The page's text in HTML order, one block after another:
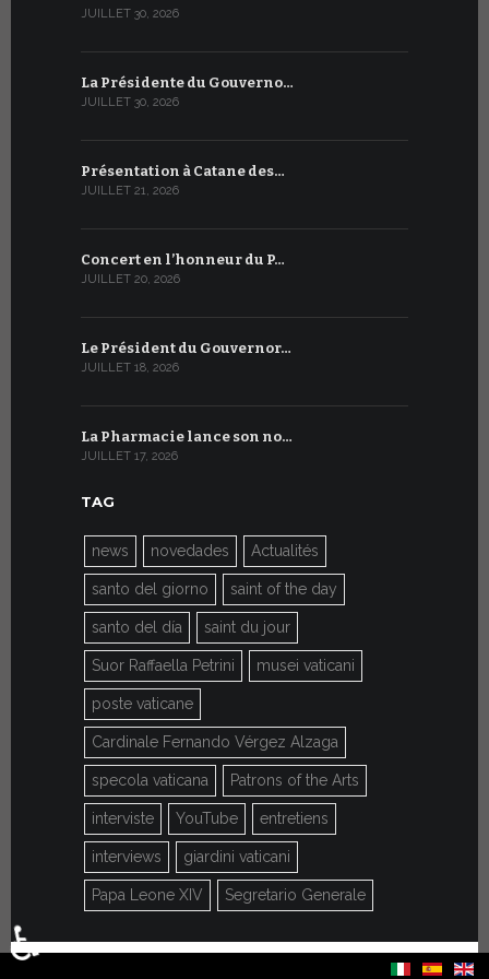
JUILLET 30, 2026
La Présidente du Gouverno…
JUILLET 30, 2026
Présentation à Catane des…
JUILLET 21, 2026
Concert en l’honneur du P…
JUILLET 20, 2026
Le Président du Gouvernor…
JUILLET 18, 2026
La Pharmacie lance son no…
JUILLET 17, 2026
TAG
news novedades Actualités
santo del giorno saint of the day
santo del día saint du jour
Suor Raffaella Petrini musei vaticani
poste vaticane
Cardinale Fernando Vérgez Alzaga
specola vaticana Patrons of the Arts
interviste YouTube entretiens
interviews giardini vaticani
Papa Leone XIV Segretario Generale
Sélectionnez votre langue